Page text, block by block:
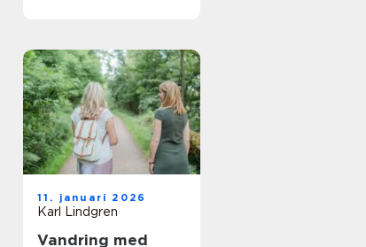
11. januari 2026
Karl Lindgren
Vandring med